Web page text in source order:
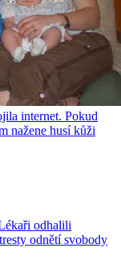
internet. Pokud
nažene husí kůži
odhalili
odnětí svobody